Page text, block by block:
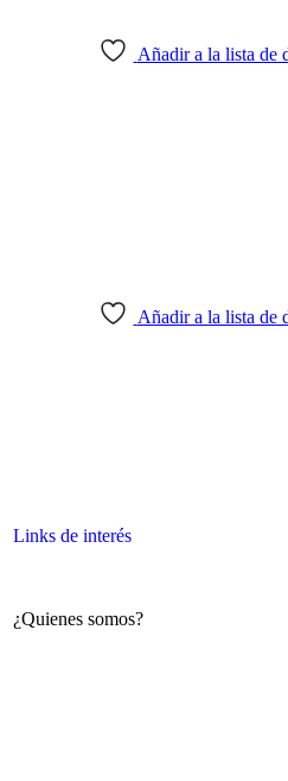
Añadir a la lista de
Añadir a la lista de
Links de interés
¿Quienes somos?